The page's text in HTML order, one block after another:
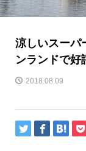
涼しいスー
ンランドで好
2018.08.09